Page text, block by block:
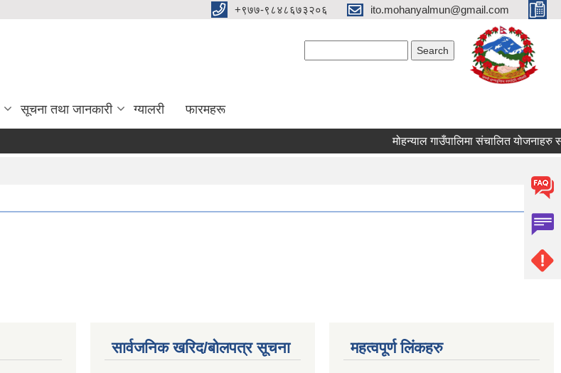
+९७७-९८४८६७३२०६ ito.mohanyalmun@gmail.com
सूचना तथा जानकारी ग्यालरी फारमहरू
मोहन्याल गाउँपालिमा संचालित योजनाहरु
सार्वजनिक खरिद/बोलपत्र सूचना महत्वपूर्ण लिंकहरु